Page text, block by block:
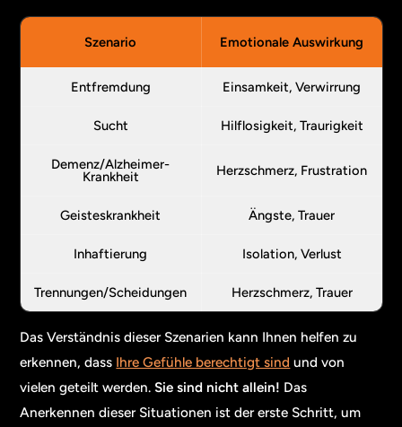
Szenario Emotionale Auswirkung
Entfremdung Einsamkeit, Verwirrung
Sucht Hilflosigkeit, Traurigkeit
Demenz/Alzheimer-
Krankheit Herzschmerz, Frustration
Geisteskrankheit Ängste, Trauer
Inhaftierung Isolation, Verlust
Trennungen/Scheidungen Herzschmerz, Trauer
Das Verständnis dieser Szenarien kann Ihnen helfen zu
erkennen, dass Ihre Gefühle berechtigt sind und von
vielen geteilt werden. Sie sind nicht allein! Das
Anerkennen dieser Situationen ist der erste Schritt, um